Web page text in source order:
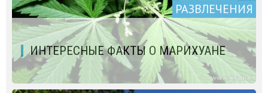
РАЗВЛЕЧЕНИЯ
ИНТЕРЕСНЫЕ ФАКТЫ О МАРИХУАНЕ